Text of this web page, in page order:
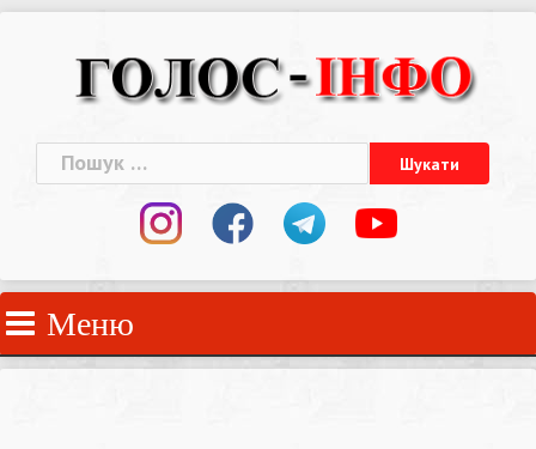
Пошук:
Меню